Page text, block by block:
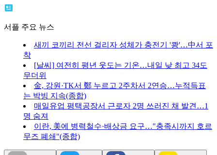
서플 주요 뉴스
새끼 코끼리 전선 걸리자 성체가 충전기 '쾅'…中서 포
착
[날씨] 여전히 평년 웃도는 기온…내일 낮 최고 34도
무더위
金, 강원·TK서 鄭 누르고 2주차서 2연승…누적득표
는 박빙 지속(종합)
매일유업 평택공장서 근로자 2명 쓰러진 채 발견…1
명 숨져
이란, 美에 병력철수·배상금 요구…"충족시까지 호르
무즈 폐쇄"(종합)